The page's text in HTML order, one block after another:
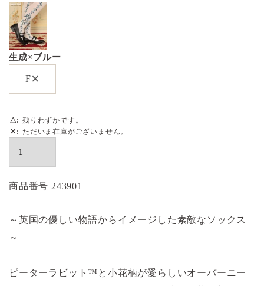
生成×ブルー
F×
△
残りわずかです。
✕
ただいま在庫がございません。
商品番号 243901
～英国の優しい物語からイメージした素敵なソックス
～
ピーターラビット™と小花柄が愛らしいオーバーニー